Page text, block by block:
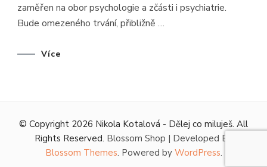
zaměřen na obor psychologie a zčásti i psychiatrie.
Bude omezeného trvání, přibližně …
Více
© Copyright 2026 Nikola Kotalová - Dělej co miluješ. All
Rights Reserved. Blossom Shop | Developed By
Blossom Themes. Powered by WordPress.